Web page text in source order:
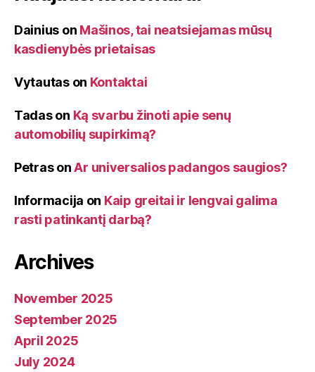
Dainius on Mašinos, tai neatsiejamas mūsų
kasdienybės prietaisas
Vytautason Kontaktai
Tadason Ką svarbu žinoti apie senų
automobilių supirkimą?
PetrasonAr universalios padangos saugios?
Informacija on Kaip greitai ir lengvai galima
rasti patinkantį darbą?
Archives
November 2025
September 2025
April 2025
July 2024